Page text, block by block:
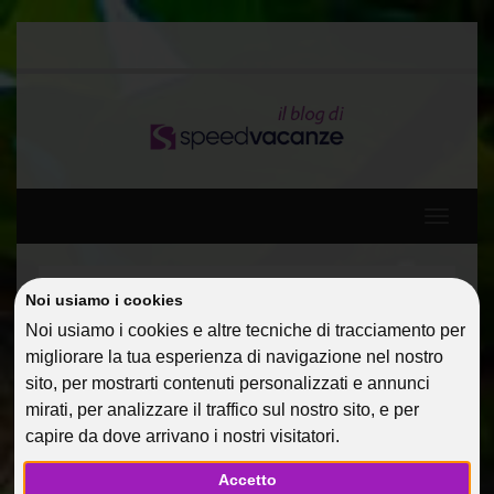
Noi usiamo i cookies
Noi usiamo i cookies e altre tecniche di tracciamento per
migliorare la tua esperienza di navigazione nel nostro
sito, per mostrarti contenuti personalizzati e annunci
mirati, per analizzare il traffico sul nostro sito, e per
capire da dove arrivano i nostri visitatori.
Accetto
Home Curiosita'
SINGLE IN ITALIA: QUANTI
SIAMO?
03 Ago 2012 Curiosita' comunicazione
Twitter